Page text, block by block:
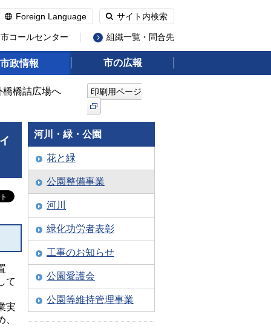
Foreign Language サイト内検索
コールセンター 組織一覧・問合先
市政情報 市の広報
橋詰広場へ 印刷用ページ
て
実
河川・緑・公園
花と緑
公園整備事業
河川
緑化功労者表彰
工事のお知らせ
公園愛護会
公園等維持管理事業